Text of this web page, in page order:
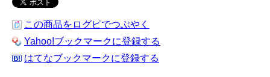
この商品をログピでつぶやく
Yahoo!ブックマークに登録する
はてなブックマークに登録する